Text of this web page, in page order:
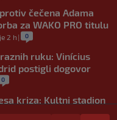
čečena Adama
za WAKO PRO titulu
2 h | 0
ruku: Vinícius
postigli dogovor
0
kriza: Kultni stadion
na početku sezone,